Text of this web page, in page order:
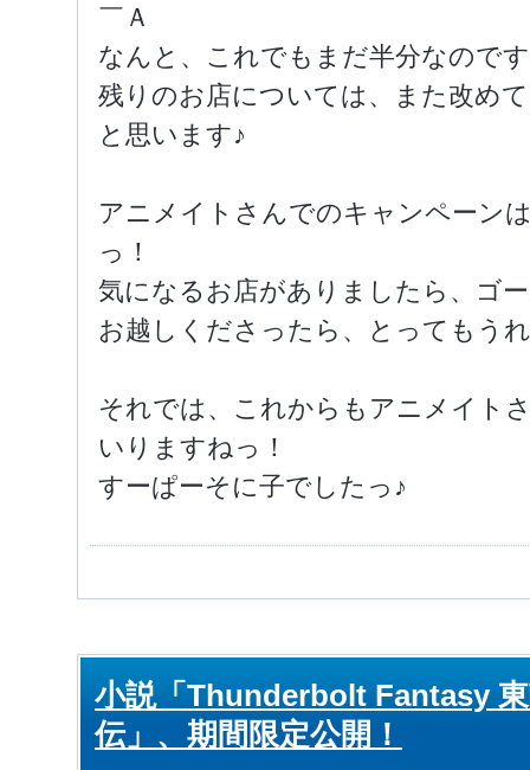
￣Ａ
なんと、これでもまだ半分なので
残りのお店については、また改め
と思います♪
アニメイトさんでのキャンペーン
っ！
気になるお店がありましたら、ゴ
お越しくださったら、とってもう
それでは、これからもアニメイト
いりますねっ！
すーぱーそに子でしたっ♪
小説「Thunderbolt Fantasy
伝」、期間限定公開！